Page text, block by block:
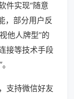
件实现“随意
，部分用户反
他人牌型”的
接等技术手段
支持微信好友